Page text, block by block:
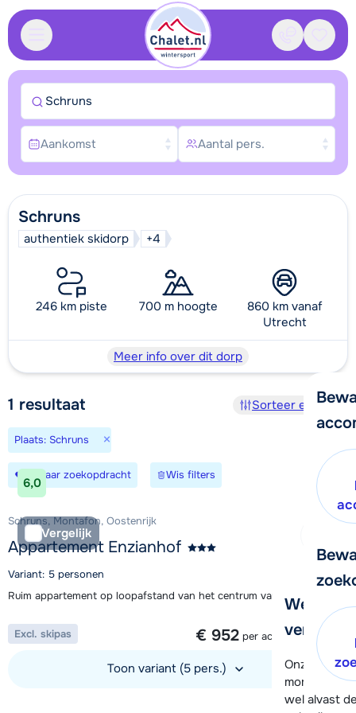
Contact
We
verder!
Onze
moment
wel alvast
Schruns
authentiek skidorp +4
246 km piste 700 m hoogte
860 km vanaf
Utrecht
Meer info over dit dorp
1 resultaat Sorteer en filter
Plaats: Schruns ×
Bewaar zoekopdracht Wis filters
6,0
Vergelijk
Schruns, Montafon, Oostenrijk
Appartement Enzianhof
Variant: 5 personen
Ruim appartement op loopafstand van het centrum van Silbertal
1 week vanaf
€ 952 per accommodatie
Excl. skipas
Toon variant (5 pers.)
Schruns
Aankomst Aantal pers.